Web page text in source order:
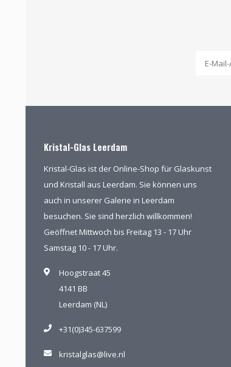
Kristal-Glas Leerdam
Kristal-Glas ist der Online-Shop für Glaskunst
und Kristall aus Leerdam. Sie können uns
auch in unserer Galerie in Leerdam
besuchen. Sie sind herzlich willkommen!
Geöffnet Mittwoch bis Freitag 13 - 17 Uhr
Samstag 10 - 17 Uhr.
Hoogstraat 45
4141 BB
Leerdam (NL)
+31(0)345-637599
kristalglas@live.nl